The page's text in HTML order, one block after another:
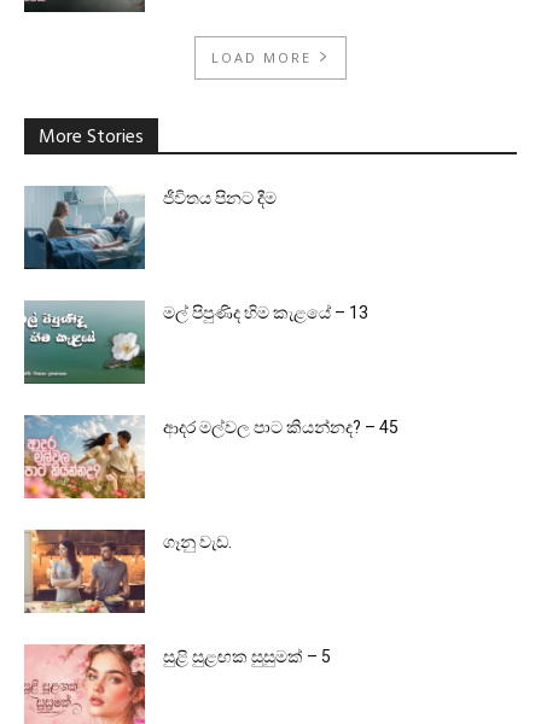
LOAD MORE
More Stories
ජීවිතය පිනට දීම
මල් පිපුණිද හිම කැළයේ – 13
ආදර මල්වල පාට කියන්නද? – 45
ගෑනු වැඩ.
සුළි සුළඟක සුසුමක් – 5